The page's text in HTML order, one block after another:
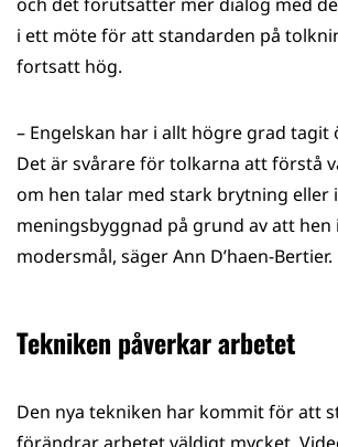
i ett möte för att standarden på
fortsatt hög.
– Engelskan har i allt högre grad tagit
Det är svårare för tolkarna att förstå
om hen talar med stark brytning
meningsbyggnad på grund av att
modersmål, säger Ann D’haen-Bertier.
Tekniken påverkar arbetet
Den nya tekniken har kommit för att